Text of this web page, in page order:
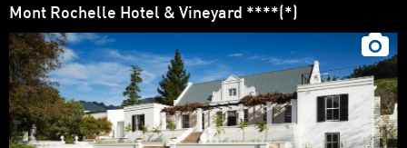
Mont Rochelle Hotel & Vineyard ****(*)